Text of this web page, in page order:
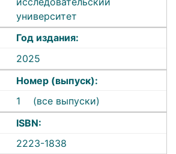
университет
Год издания:
2025
Номер (выпуск):
1
(все выпуски)
ISBN:
2223-1838